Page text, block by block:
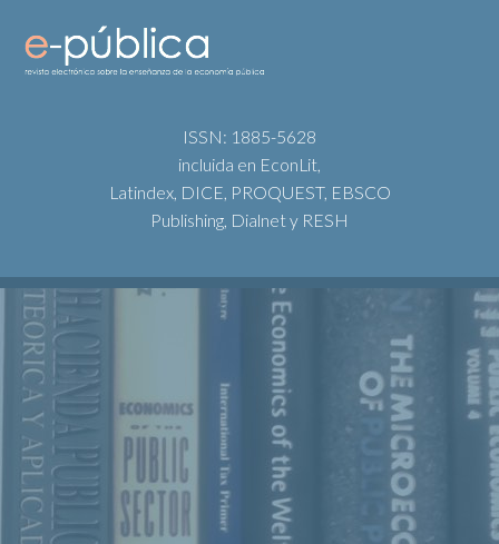
ISSN: 1885-5628
incluida en EconLit,
Latindex, DICE, PROQUEST, EBSCO
Publishing, Dialnet y RESH